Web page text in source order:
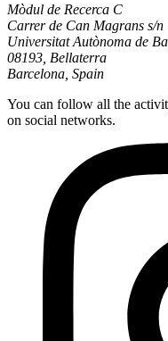
Mòdul de Recerca C
Carrer de Can Magrans s/n
Universitat Autònoma de
08193, Bellaterra
Barcelona, Spain
You can follow all the
on social networks.